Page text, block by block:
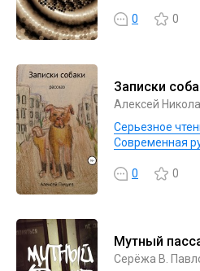
0 0
Записки
Алексей
Серьезное
Современная
0 0
Мутный
Серёжа В.